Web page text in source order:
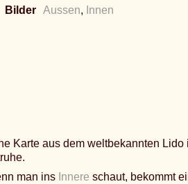
Bilder Aussen, Innen
Karte aus dem weltbekannten
man ins Innere schaut, bekommt